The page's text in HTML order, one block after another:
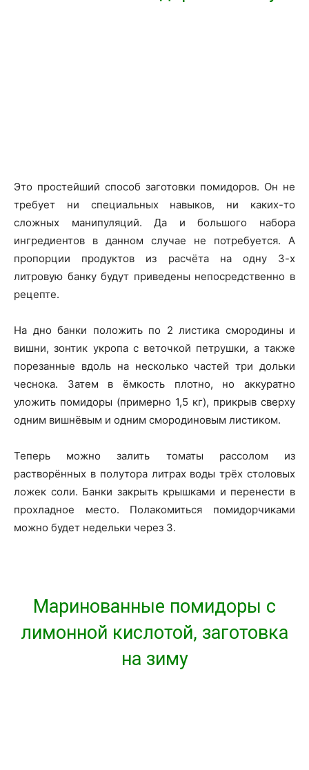
Это простейший способ заготовки помидоров. Он не
требует ни специальных навыков, ни каких-то
сложных манипуляций. Да и большого набора
ингредиентов в данном случае не потребуется. А
пропорции продуктов из расчёта на одну 3-х
литровую банку будут приведены непосредственно в
рецепте.
На дно банки положить по 2 листика смородины и
вишни, зонтик укропа с веточкой петрушки, а также
порезанные вдоль на несколько частей три дольки
чеснока. Затем в ёмкость плотно, но аккуратно
уложить помидоры (примерно 1,5 кг), прикрыв сверху
одним вишнёвым и одним смородиновым листиком.
Теперь можно залить томаты рассолом из
растворённых в полутора литрах воды трёх столовых
ложек соли. Банки закрыть крышками и перенести в
прохладное место. Полакомиться помидорчиками
можно будет недельки через 3.
Маринованные помидоры с
лимонной кислотой, заготовка
на зиму